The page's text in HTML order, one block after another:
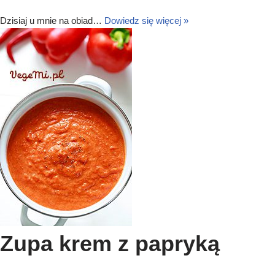
Dzisiaj u mnie na obiad… Dowiedz się więcej »
Zupa krem z papryką